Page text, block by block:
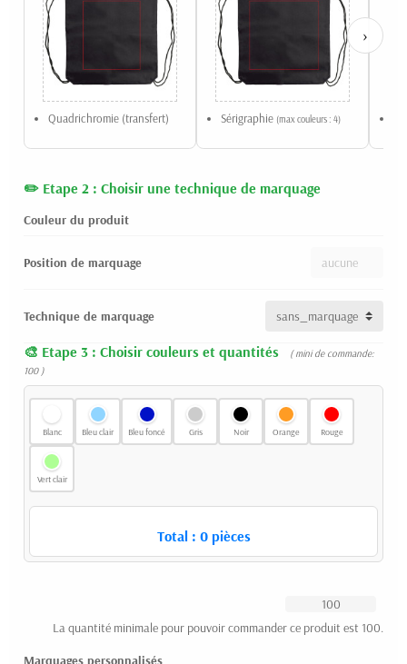
Quadrichromie (transfert) Sérigraphie (max couleurs : 4)
›
Etape 2 : Choisir une technique de marquage
Couleur du produit
Position de marquage
Technique de marquage
Etape 3 : Choisir couleurs et quantités
( mini de commande:
100 )
Blanc Bleu clair Bleu foncé Gris Noir Orange Rouge
Vert clair
Total : 0pièces
La quantité minimale pour pouvoir commander ce produit est 100.
Marquages personnalisés